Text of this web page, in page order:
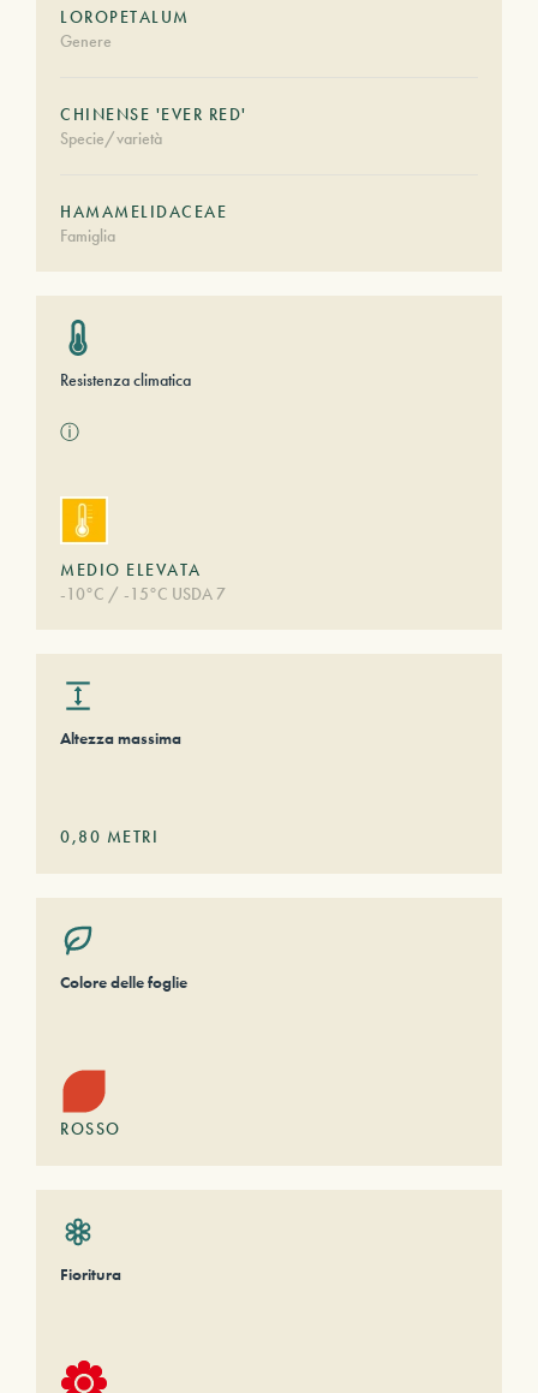
LOROPETALUM
Genere
CHINENSE 'EVER RED'
Specie/varietà
HAMAMELIDACEAE
Famiglia
Resistenza climatica
ⓘ
MEDIO ELEVATA
-10°C / -15°C USDA 7
Altezza massima
0,80 METRI
Colore delle foglie
ROSSO
Fioritura